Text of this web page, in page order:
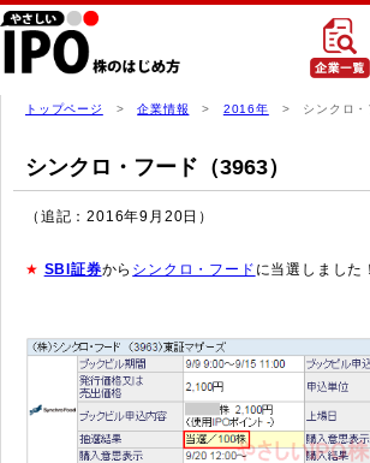
トップページ >企業情報 > 2016年 > シンクロ・
シンクロ・フード（3963）
（追記：2016年9月20日）
★ SBI証券から シンクロ・フード に当選しまし